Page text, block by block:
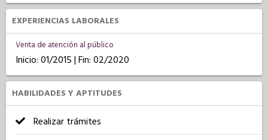
EXPERIENCIAS LABORALES
Venta de atención al público
Inicio: 01/2015 | Fin: 02/2020
HABILIDADES Y APTITUDES
Realizar trámites